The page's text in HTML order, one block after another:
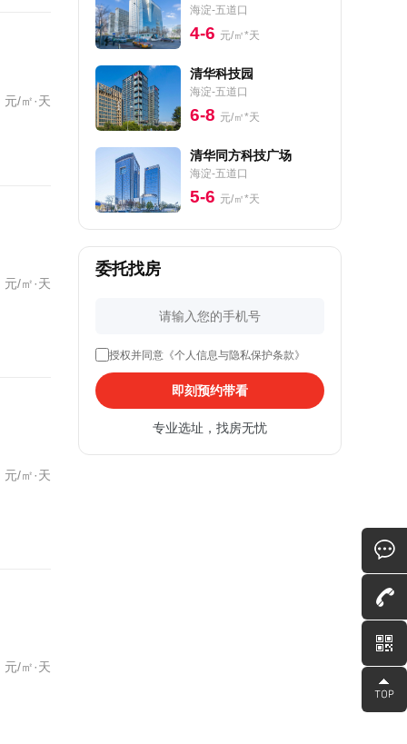
元/㎡·天
元/㎡·天
元/㎡·天
元/㎡·天
海淀-五道口
4-6 元/㎡*天
清华科技园
海淀-五道口
6-8 元/㎡*天
清华同方科技广场
海淀-五道口
5-6 元/㎡*天
委托找房
授权并同意《个人信息与隐私保护条款》
即刻预约带看
专业选址，找房无忧